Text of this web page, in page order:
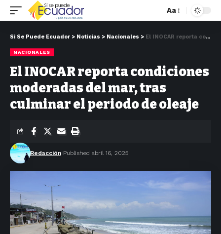
Aa
Si Se Puede Ecuador > Noticias > Nacionales > El INOCAR reporta condiciones moderadas del mar, tras culminar el periodo de oleaje
NACIONALES
El INOCAR reporta condiciones
moderadas del mar, tras
culminar el periodo de oleaje
Redacción Published abril 16, 2025